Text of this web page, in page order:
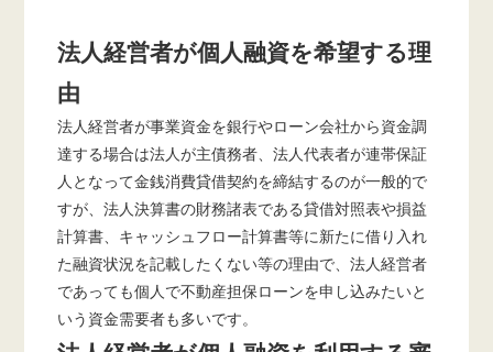
法人経営者が個人融資を希望する理
由
法人経営者が事業資金を銀行やローン会社から資金調
達する場合は法人が主債務者、法人代表者が連帯保証
人となって金銭消費貸借契約を締結するのが一般的で
すが、法人決算書の財務諸表である貸借対照表や損益
計算書、キャッシュフロー計算書等に新たに借り入れ
た融資状況を記載したくない等の理由で、法人経営者
であっても個人で不動産担保ローンを申し込みたいと
いう資金需要者も多いです。